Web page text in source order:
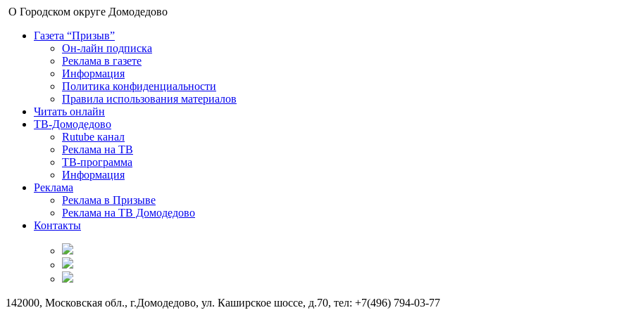
О Городском округе Домодедово
Газета “Призыв”
Он-лайн подписка
Реклама в газете
Информация
Политика конфиденциальности
Правила использования материалов
Читать онлайн
ТВ-Домодедово
Rutube канал
Реклама на ТВ
ТВ-программа
Информация
Реклама
Реклама в Призыве
Реклама на ТВ Домодедово
Контакты
142000, Московская обл., г.Домодедово, ул. Каширское шоссе, д.70, тел: +7(496) 794-03-77